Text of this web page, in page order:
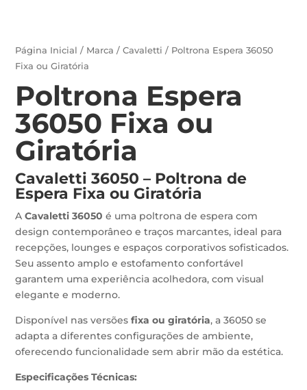
Página Inicial / Marca /Cavaletti / Poltrona Espera 36050
Fixa ou Giratória
Poltrona Espera
36050 Fixa ou
Giratória
Cavaletti 36050 – Poltrona de
Espera Fixa ou Giratória
ACavaletti 36050 é uma poltrona de espera com
design contemporâneo e traços marcantes, ideal para
recepções, lounges e espaços corporativos sofisticados.
Seu assento amplo e estofamento confortável
garantem uma experiência acolhedora, com visual
elegante e moderno.
Disponível nas versõesfixa ou giratória, a 36050 se
adapta a diferentes configurações de ambiente,
oferecendo funcionalidade sem abrir mão da estética.
Especificações Técnicas: